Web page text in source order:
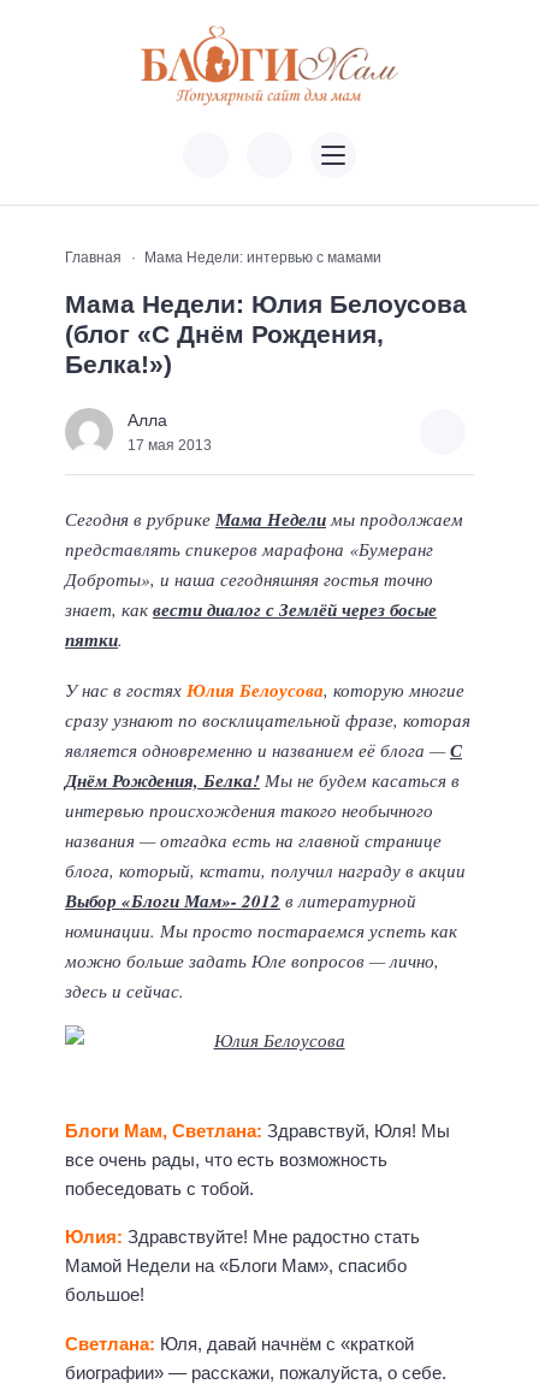
Главная Мама Недели: интервью с мамами
Мама Недели: Юлия Белоусова
(блог «С Днём Рождения,
Белка!»)
Алла
17 мая 2013
Сегодня в рубрике Мама Неделимы продолжаем
представлять спикеров марафона «Бумеранг
Доброты», и наша сегодняшняя гостья точно
знает, как вести диалог с Землёй через босые
пятки.
У нас в гостях Юлия Белоусова, которую многие
сразу узнают по восклицательной фразе, которая
является одновременно и названием её блога —С
Днём Рождения, Белка! Мы не будем касаться в
интервью происхождения такого необычного
названия — отгадка есть на главной странице
блога, который, кстати, получил награду в акции
Выбор «Блоги Мам»- 2012 в литературной
номинации. Мы просто постараемся успеть как
можно больше задать Юле вопросов — лично,
здесь и сейчас.
Блоги Мам, Светлана: Здравствуй, Юля! Мы
все очень рады, что есть возможность
побеседовать с тобой.
Юлия: Здравствуйте! Мне радостно стать
Мамой Недели на «Блоги Мам», спасибо
большое!
Светлана: Юля, давай начнём с «краткой
биографии» — расскажи, пожалуйста, о себе.